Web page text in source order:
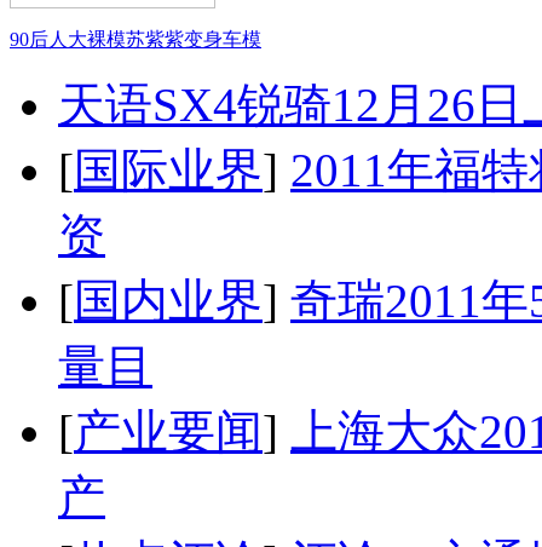
90后人大裸模苏紫紫变身车模
天语SX4锐骑12月26
[国际业界] 2011年福
资
[国内业界] 奇瑞2011
量目
[产业要闻]
上海大众
产